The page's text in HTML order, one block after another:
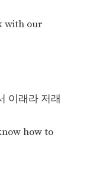
with our
이래라 저래
how to